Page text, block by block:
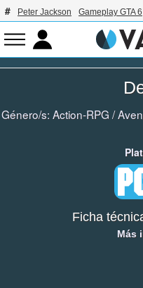
Peter Jackson Gameplay GTA 6
Género/s: Action-RPG /
Ficha
Más